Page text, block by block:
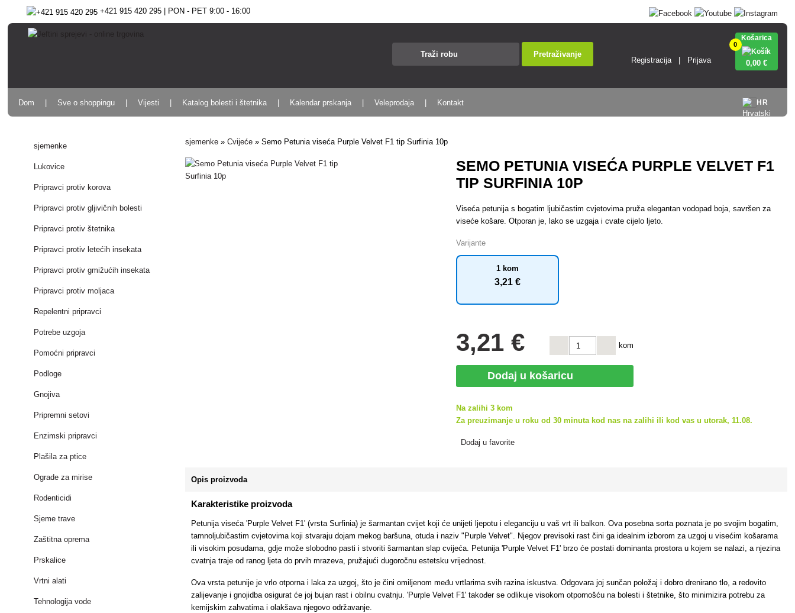
+421 915 420 295 | PON - PET 9:00 - 16:00
Pretraživanje
Registracija Prijava
0
Košarica
0,00 €
HR
Dom Sve o shoppingu Vijesti Katalog bolesti i štetnika Kalendar prskanja Veleprodaja Kontakt
sjemenke
Lukovice
Pripravci protiv korova
Pripravci protiv gljivičnih bolesti
Pripravci protiv štetnika
Pripravci protiv letećih insekata
Pripravci protiv gmižućih insekata
Pripravci protiv moljaca
Repelentni pripravci
Potrebe uzgoja
Pomoćni pripravci
Podloge
Gnojiva
Pripremni setovi
Enzimski pripravci
Plašila za ptice
Ograde za mirise
Rodenticidi
Sjeme trave
Zaštitna oprema
Prskalice
Vrtni alati
Tehnologija vode
sjemenke »Cvijeće »Semo Petunia viseća Purple Velvet F1 tip Surfinia 10p
SEMO PETUNIA VISEĆA PURPLE VELVET F1
TIP SURFINIA 10P
Viseća petunija s bogatim ljubičastim cvjetovima pruža elegantan vodopad boja, savršen za
viseće košare. Otporan je, lako se uzgaja i cvate cijelo ljeto.
Varijante
1 kom
3,21 €
3,21 € kom
Dodaj u košaricu
Na zalihi 3 kom
Za preuzimanje u roku od 30 minuta kod nas na zalihi ili kod vas u utorak, 11.08.
Dodaj u favorite
Opis proizvoda
Karakteristike proizvoda
Petunija viseća 'Purple Velvet F1' (vrsta Surfinia) je šarmantan cvijet koji će unijeti ljepotu i eleganciju u vaš vrt ili balkon. Ova posebna sorta poznata je po svojim bogatim,
tamnoljubičastim cvjetovima koji stvaraju dojam mekog baršuna, otuda i naziv "Purple Velvet". Njegov previsoki rast čini ga idealnim izborom za uzgoj u visećim košarama
ili visokim posudama, gdje može slobodno pasti i stvoriti šarmantan slap cvijeća. Petunija 'Purple Velvet F1' brzo će postati dominanta prostora u kojem se nalazi, a njezina
cvatnja traje od ranog ljeta do prvih mrazeva, pružajući dugoročnu estetsku vrijednost.
Ova vrsta petunije je vrlo otporna i laka za uzgoj, što je čini omiljenom među vrtlarima svih razina iskustva. Odgovara joj sunčan položaj i dobro drenirano tlo, a redovito
zalijevanje i gnojidba osigurat će joj bujan rast i obilnu cvatnju. 'Purple Velvet F1' također se odlikuje visokom otpornošću na bolesti i štetnike, što minimizira potrebu za
kemijskim zahvatima i olakšava njegovo održavanje.